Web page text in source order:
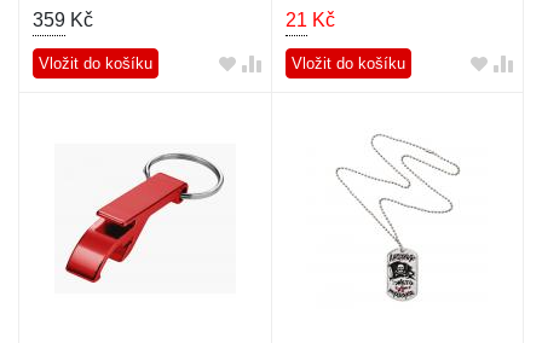
359 Kč
Vložit do košíku
21 Kč
Vložit do košíku